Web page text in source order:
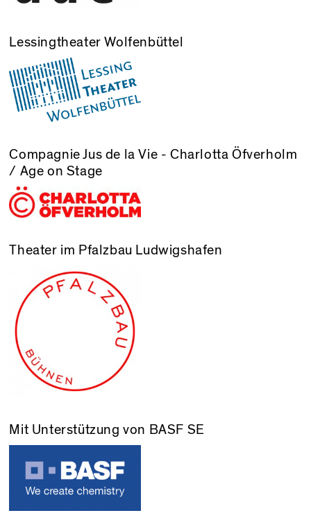
Lessingtheater Wolfenbüttel
Compagnie Jus de la Vie - Charlotta Öfverholm
/ Age on Stage
Theater im Pfalzbau Ludwigshafen
Mit Unterstützung von BASF SE